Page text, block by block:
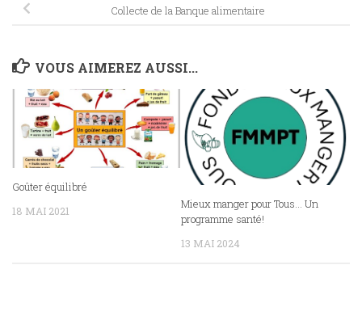
Collecte de la Banque alimentaire
VOUS AIMEREZ AUSSI...
Goûter équilibré
18 MAI 2021
Mieux manger pour Tous… Un
programme santé!
13 MAI 2024